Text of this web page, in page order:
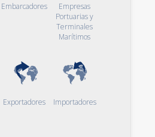
Embarcadores
Empresas
Portuarias y
Terminales
Marítimos
Exportadores Importadores